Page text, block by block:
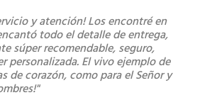
y atención! Los encontré en
todo el detalle de entrega,
súper recomendable, seguro,
personalizada. El vivo ejemplo de
de corazón, como para el Señor y